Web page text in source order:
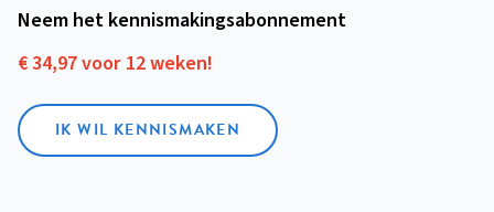
Neem het kennismakings­abonnement
€ 34,97 voor 12 weken!
IK WIL KENNISMAKEN